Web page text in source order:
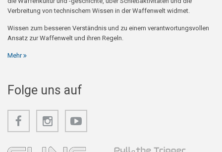
Verbreitung von technischem Wissen in der Waffenwelt widmet.
Wissen zum besseren Verständnis und zu einem verantwortungsvollen
Ansatz zur Waffenwelt und ihren Regeln.
Mehr
Folge uns auf